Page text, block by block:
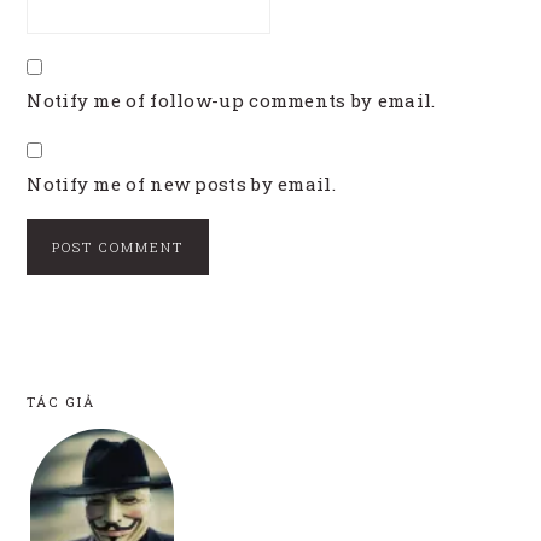
Notify me of follow-up comments by email.
Notify me of new posts by email.
FOOTER
TÁC GIẢ